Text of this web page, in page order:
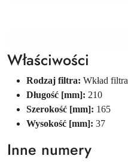
Właściwości
Rodzaj filtra: Wkład filtra
Długość [mm]: 210
Szerokość [mm]: 165
Wysokość [mm]: 37
Inne numery